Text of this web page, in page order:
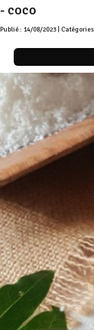
- coco
Publié : 14/08/2023 |